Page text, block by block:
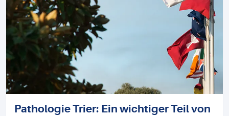
Pathologie Trier: Ein wichtiger Teil von